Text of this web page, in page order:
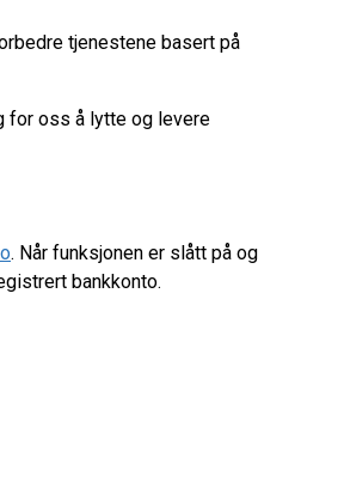
tjenestene basert på
for oss å lytte og levere
. Når funksjonen er slått på og
bankkonto.